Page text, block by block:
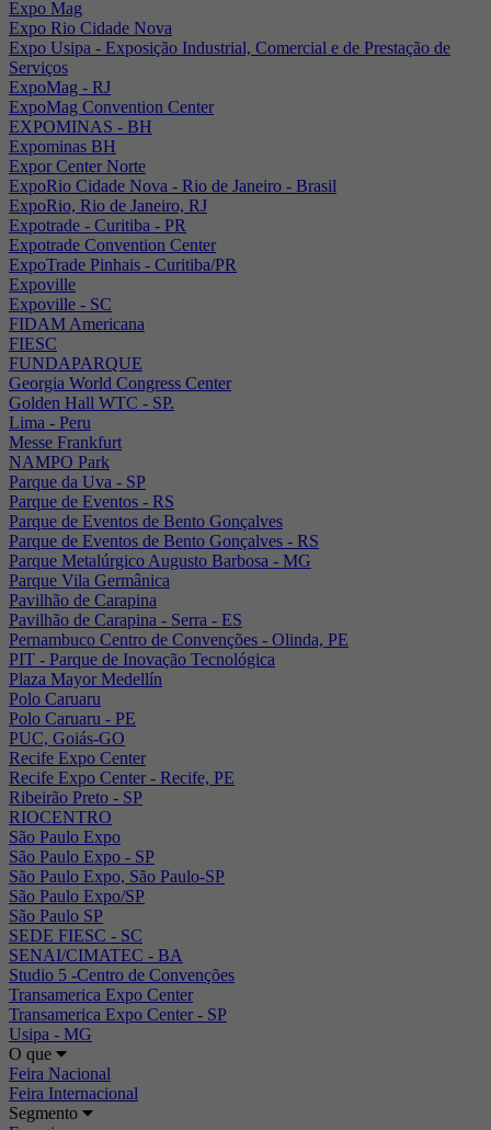
Expo Mag
Expo Rio Cidade Nova
Expo Usipa - Exposição Industrial, Comercial e de Prestação de
Serviços
ExpoMag - RJ
ExpoMag Convention Center
EXPOMINAS - BH
Expominas BH
Expor Center Norte
ExpoRio Cidade Nova - Rio de Janeiro - Brasil
ExpoRio, Rio de Janeiro, RJ
Expotrade - Curitiba - PR
Expotrade Convention Center
ExpoTrade Pinhais - Curitiba/PR
Expoville
Expoville - SC
FIDAM Americana
FIESC
FUNDAPARQUE
Georgia World Congress Center
Golden Hall WTC - SP.
Lima - Peru
Messe Frankfurt
NAMPO Park
Parque da Uva - SP
Parque de Eventos - RS
Parque de Eventos de Bento Gonçalves
Parque de Eventos de Bento Gonçalves - RS
Parque Metalúrgico Augusto Barbosa - MG
Parque Vila Germânica
Pavilhão de Carapina
Pavilhão de Carapina - Serra - ES
Pernambuco Centro de Convenções - Olinda, PE
PIT - Parque de Inovação Tecnológica
Plaza Mayor Medellín
Polo Caruaru
Polo Caruaru - PE
PUC, Goiás-GO
Recife Expo Center
Recife Expo Center - Recife, PE
Ribeirão Preto - SP
RIOCENTRO
São Paulo Expo
São Paulo Expo - SP
São Paulo Expo, São Paulo-SP
São Paulo Expo/SP
São Paulo SP
SEDE FIESC - SC
SENAI/CIMATEC - BA
Studio 5 -Centro de Convenções
Transamerica Expo Center
Transamerica Expo Center - SP
Usipa - MG
O que
Feira Nacional
Feira Internacional
Segmento